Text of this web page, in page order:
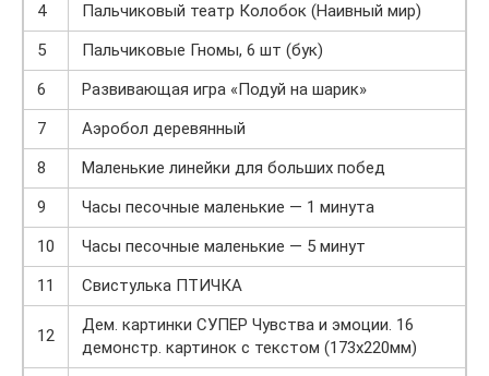
4
Пальчиковый театр Колобок (Наивный мир)
5
Пальчиковые Гномы, 6 шт (бук)
6
Развивающая игра «Подуй на шарик»
7
Аэробол деревянный
8
Маленькие линейки для больших побед
9
Часы песочные маленькие — 1 минута
10
Часы песочные маленькие — 5 минут
11
Свистулька ПТИЧКА
12
Дем. картинки СУПЕР Чувства и эмоции. 16
демонстр. картинок с текстом (173х220мм)